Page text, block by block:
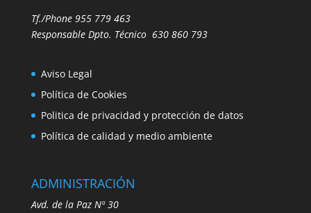
Tf./Phone 955 779 463
Responsable Dpto. Técnico 630 860 793
Aviso Legal
Política de Cookies
Politica de privacidad y protección de datos
Política de calidad y medio ambiente
ADMINISTRACIÓN
Avd. de la Paz Nº 30